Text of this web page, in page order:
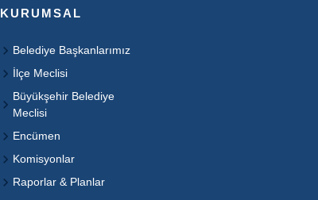
KURUMSAL
Belediye Başkanlarımız
İlçe Meclisi
Büyükşehir Belediye
Meclisi
Encümen
Komisyonlar
Raporlar & Planlar